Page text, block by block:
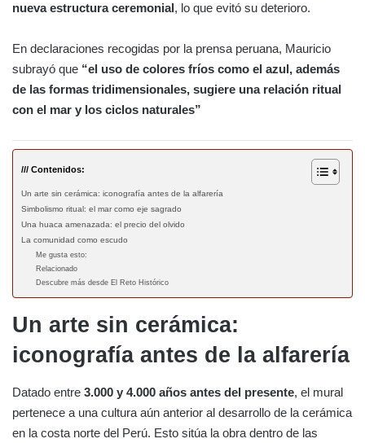
nueva estructura ceremonial, lo que evitó su deterioro.
En declaraciones recogidas por la prensa peruana, Mauricio
subrayó que “el uso de colores fríos como el azul, además
de las formas tridimensionales, sugiere una relación ritual
con el mar y los ciclos naturales”
/// Contenidos:
Un arte sin cerámica: iconografía antes de la alfarería
Simbolismo ritual: el mar como eje sagrado
Una huaca amenazada: el precio del olvido
La comunidad como escudo
Me gusta esto:
Relacionado
Descubre más desde El Reto Histórico
Un arte sin cerámica:
iconografía antes de la alfarería
Datado entre 3.000 y 4.000 años antes del presente, el mural
pertenece a una cultura aún anterior al desarrollo de la cerámica
en la costa norte del Perú. Esto sitúa la obra dentro de las